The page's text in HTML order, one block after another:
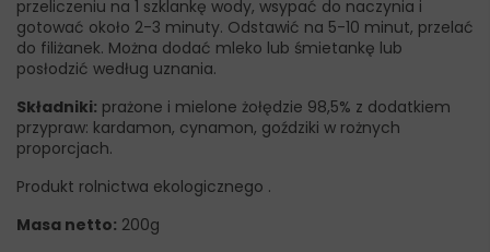
przeliczeniu na 1 szklankę wody, wsypać do naczynia i
gotować około 2-3 minuty. Odstawić na 5-10 minut, przelać
do filiżanek. Można dodać mleko lub śmietankę lub
posłodzić według uznania.
Składniki: prażone i mielone żołędzie 98,5% z dodatkiem
przypraw: kardamon, cynamon, goździki w rożnych
proporcjach.
Produkt rolnictwa ekologicznego .
Masa netto: 200g